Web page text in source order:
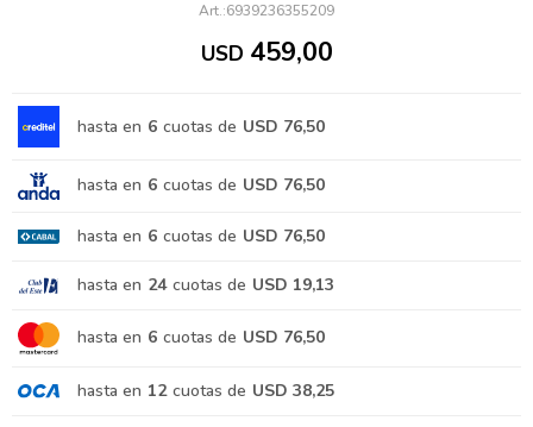
6939236355209
USD 459,00
hasta en 6 cuotas de USD 76,50
hasta en 6 cuotas de USD 76,50
hasta en 6 cuotas de USD 76,50
hasta en 24 cuotas de USD 19,13
hasta en 6 cuotas de USD 76,50
hasta en 12 cuotas de USD 38,25